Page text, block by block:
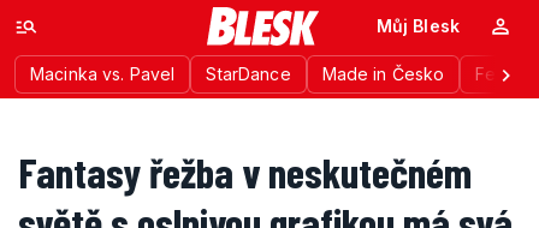
Macinka vs. Pavel StarDance Made in Česko
Můj Blesk
Fantasy řežba v neskutečném